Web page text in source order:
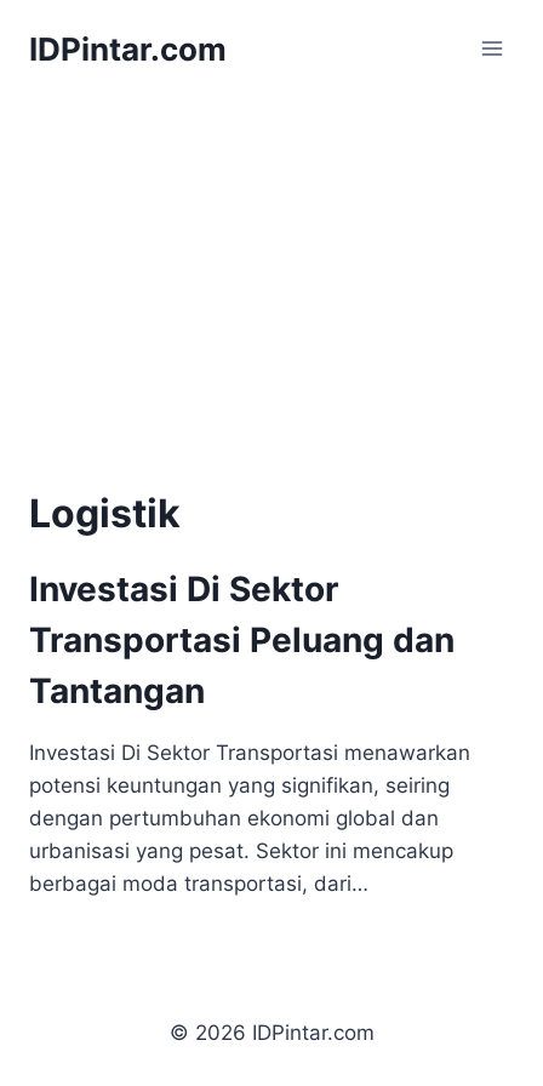
IDPintar.com
Logistik
Investasi Di Sektor
Transportasi Peluang dan
Tantangan
Investasi Di Sektor Transportasi menawarkan
potensi keuntungan yang signifikan, seiring
dengan pertumbuhan ekonomi global dan
urbanisasi yang pesat. Sektor ini mencakup
berbagai moda transportasi, dari…
© 2026 IDPintar.com